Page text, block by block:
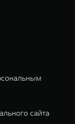
сайта